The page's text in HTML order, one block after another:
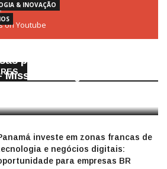
on Youtube
& INOVAÇÃO
para Empresários
de Negócios China
investe em zonas francas de
e negócios digitais:
para empresas BR